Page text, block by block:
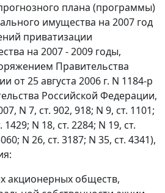
плана (программы)
имущества на 2007 год
приватизации
на 2007 - 2009 годы,
Правительства
от 25 августа 2006 г. N 1184-р
Российской Федерации,
N 7, ст. 902, 918; N 9, ст. 1101;
1429; N 18, ст. 2284; N 19, ст.
N 26, ст. 3187; N 35, ст. 4341),
акционерных обществ,